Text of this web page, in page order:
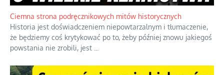
Ciemna strona podręcznikowych mitów historycznych
Historia jest doświadczeniem niepowtarzalnym i tłumaczenie,
że będziemy coś krytykować po to, żeby później znowu jakiegoś
powstania nie zrobili, jest